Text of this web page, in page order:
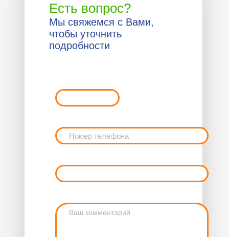
Есть вопрос?
Мы свяжемся с Вами,
чтобы уточнить
подробности